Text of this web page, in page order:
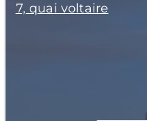
7, quai voltaire